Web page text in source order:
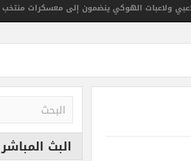
ينضمون إلى معسكرات منتخب مصر لمواليد 2008
البث المباشر